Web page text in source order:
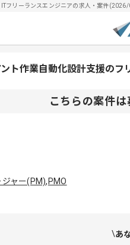
ITフリーランスエンジニアの求人・案件
ント作業自動化設計支援のフ
こちらの案件
ャー(PM), PMO
あ